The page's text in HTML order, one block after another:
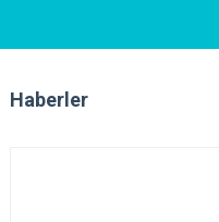
Kemaliye
Otlukbeli
Haberler